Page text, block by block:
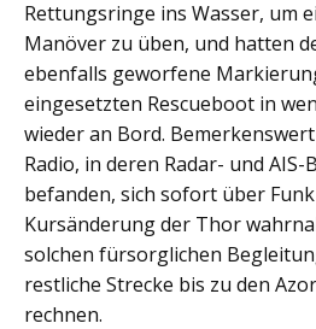
Rettungsringe ins Wasser, um
Manöver zu üben, und hatten
ebenfalls geworfene
eingesetzten Rescueboot in
wieder an Bord.
Radio, in deren Radar- und
befanden, sich sofort über
Kursänderung der Thor
solchen fürsorglichen
restliche Strecke bis zu den
rechnen.